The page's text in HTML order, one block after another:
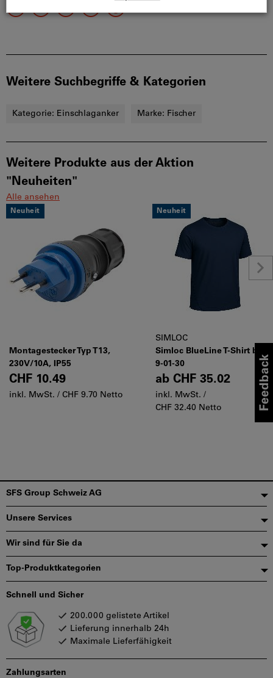
Weitere Suchbegriffe & Kategorien
Kategorie: Einschlaganker Marke: Fischer
Weitere Produkte aus der Aktion
"Neuheiten"
Alle ansehen
Neuheit
Montagestecker Typ T13,
230V/10A, IP55
CHF 10.49
inkl. MwSt. / CHF 9.70 Netto
Neuheit
SIMLOC
Simloc BlueLine T-Shirt blau
9-01-30
ab CHF 35.02
inkl. MwSt. /
CHF 32.40 Netto
Fußzeile
SFS Group Schweiz AG
Unsere Services
Wir sind für Sie da
Top-Produktkategorien
Zahlungsarten
Schnell und Sicher
200.000 gelistete Artikel
Lieferung innerhalb 24h
Maximale Lieferfähigkeit